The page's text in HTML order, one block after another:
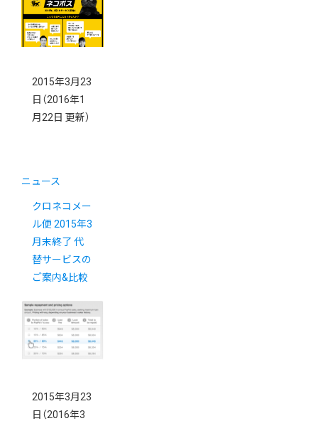
2015年3月23
日 （2016年1
月22日 更新）
ニュース
クロネコメー
ル便 2015年3
月末終了 代
替サービスの
ご案内&比較
2015年3月23
日 （2016年3